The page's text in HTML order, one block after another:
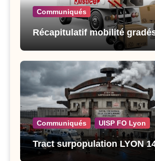
Communiqués
Récapitulatif mobilité
Communiqués UISP FO Lyon
Tract surpopulation LYON